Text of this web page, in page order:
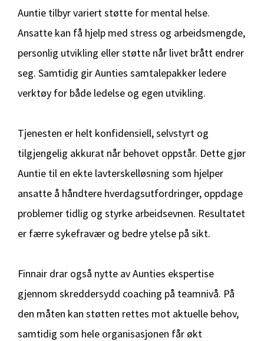
Auntie tilbyr variert støtte for mental helse.
Ansatte kan få hjelp med stress og arbeidsmengde,
personlig utvikling eller støtte når livet brått endrer
seg. Samtidig gir Aunties samtalepakker ledere
verktøy for både ledelse og egen utvikling.
Tjenesten er helt konfidensiell, selvstyrt og
tilgjengelig akkurat når behovet oppstår. Dette gjør
Auntie til en ekte lavterskelløsning som hjelper
ansatte å håndtere hverdagsutfordringer, oppdage
problemer tidlig og styrke arbeidsevnen. Resultatet
er færre sykefravær og bedre ytelse på sikt.
Finnair drar også nytte av Aunties ekspertise
gjennom skreddersydd coaching på teamnivå. På
den måten kan støtten rettes mot aktuelle behov,
samtidig som hele organisasjonen får økt